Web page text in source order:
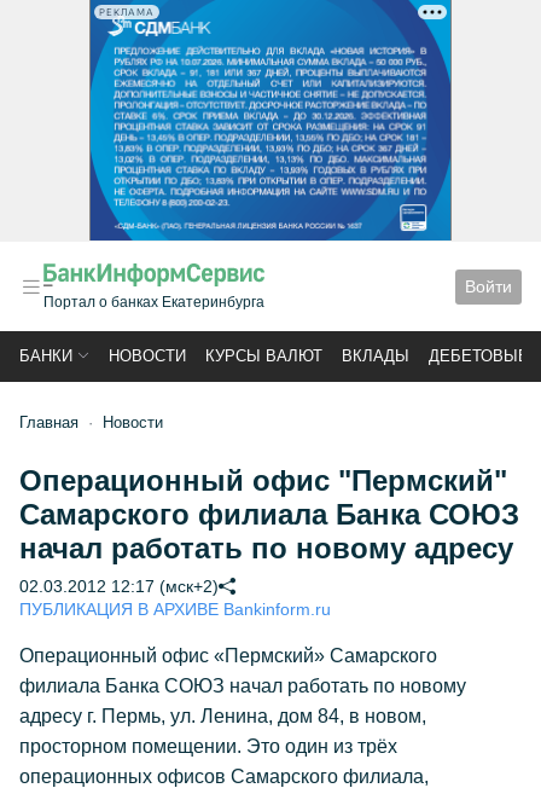
РЕКЛАМА
Портал о банках Екатеринбурга
Войти
БАНКИ НОВОСТИ КУРСЫ ВАЛЮТ ВКЛАДЫ ДЕБЕТОВЫЕ
Главная Новости
Операционный офис "Пермский"
Самарского филиала Банка СОЮЗ
начал работать по новому адресу
02.03.2012 12:17 (мск+2)
ПУБЛИКАЦИЯ В АРХИВЕ Bankinform.ru
Операционный офис «Пермский» Самарского
филиала Банка СОЮЗ начал работать по новому
адресу г. Пермь, ул. Ленина, дом 84, в новом,
просторном помещении. Это один из трёх
операционных офисов Самарского филиала,